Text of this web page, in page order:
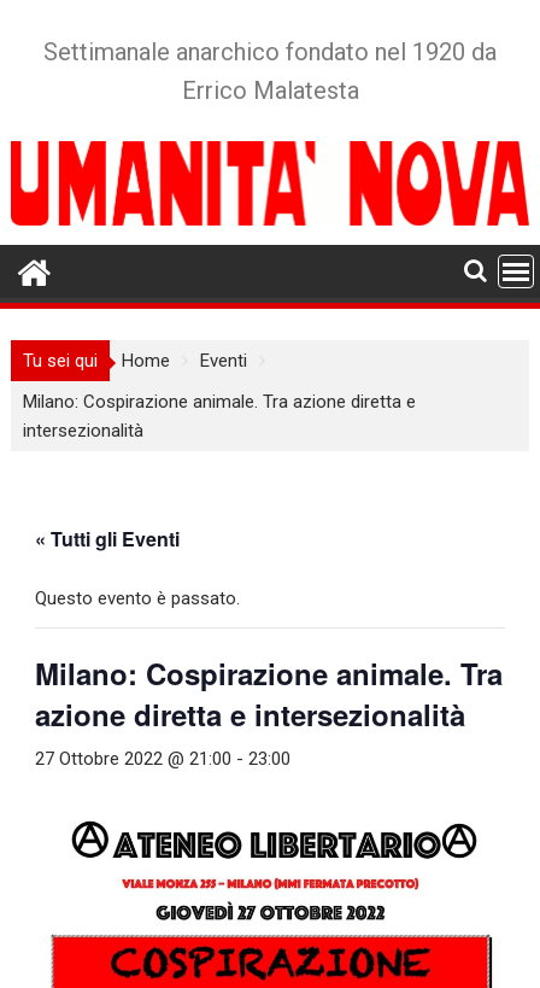
Settimanale anarchico fondato nel 1920 da
Errico Malatesta
Tu sei qui Home
Eventi
Milano: Cospirazione animale. Tra azione diretta e
intersezionalità
« Tutti gli Eventi
Questo evento è passato.
Milano: Cospirazione animale. Tra
azione diretta e intersezionalità
27 Ottobre 2022 @ 21:00 -23:00